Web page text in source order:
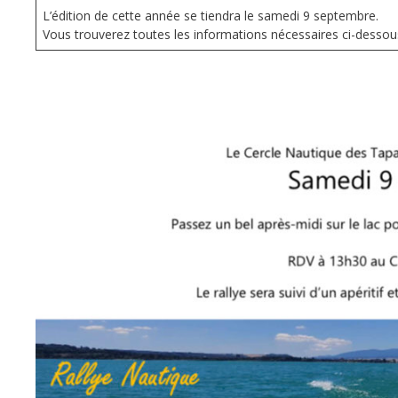
L’édition de cette année se tiendra le samedi 9 septembre.
Vous trouverez toutes les informations nécessaires ci-